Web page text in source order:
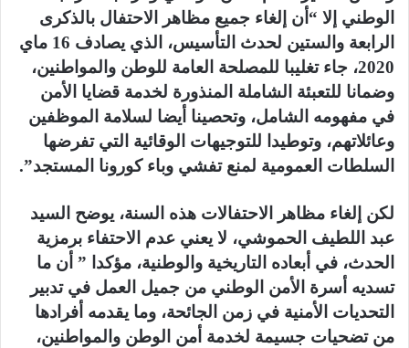
الوطني إلا “أن إلغاء جميع مظاهر الاحتفال بالذكرى
الرابعة والستين لحدث التأسيس، الذي يصادف 16 ماي
2020، جاء تغليبا للمصلحة العامة للوطن والمواطنين،
وضمانا للتعبئة الشاملة المنذورة لخدمة قضايا الأمن
في مفهومه الشامل، وتحصينا أيضا لسلامة الموظفين
وعائلاتهم، وتوطيدا للتوجيهات الوقائية التي تفرضها
السلطات العمومية لمنع تفشي وباء كورونا المستجد”.
لكن إلغاء مظاهر الاحتفالات هذه السنة، يوضح السيد
عبد اللطيف الحموشي، لا يعني عدم الاحتفاء برمزية
الحدث، في أبعاده التاريخية والوطنية، مؤكدا ” أن ما
تسديه أسرة الأمن الوطني من جميل العمل في تدبير
التحديات الأمنية في زمن الجائحة، وما يقدمه أفرادها
من تضحيات جسيمة لخدمة أمن الوطن والمواطنين،